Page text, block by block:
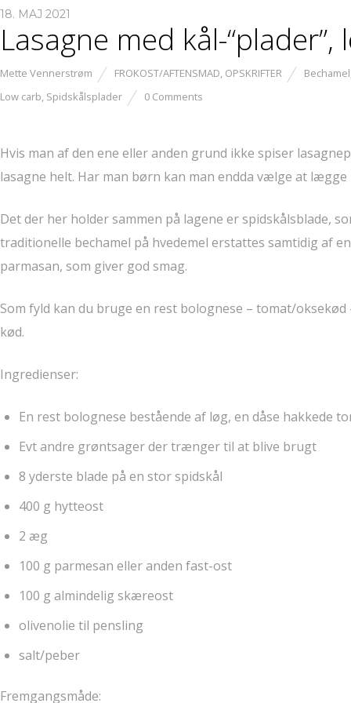
18. MAJ 2021
Lasagne med kål-
Mette Vennerstrøm FROKOST/AFTENSMAD, OPSKRIFTER Bechamel
Low carb, Spidskålsplader 0 Comments
Hvis man af den ene eller anden grund ikke spiser
lasagne helt. Har man børn kan man endda vælge at lægge
Det der her holder sammen på lagene er spidskålsblade,
traditionelle bechamel på hvedemel erstattes samtidig af
parmasan, som giver god smag.
Som fyld kan du bruge en rest bolognese – tomat/
kød.
Ingredienser:
En rest bolognese bestående af løg, en dåse hakkede
Evt andre grøntsager der trænger til at blive brugt
8 yderste blade på en stor spidskål
400 g hytteost
2 æg
100 g parmesan eller anden fast-ost
100 g almindelig skæreost
olivenolie til pensling
salt/peber
Fremgangsmåde: